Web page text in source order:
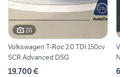
20
Volkswagen T-Roc 2.0 TDI 150cv
SCR Advanced DSG
19.700 €